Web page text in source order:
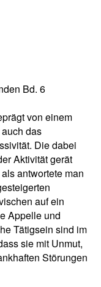
Bd. 6
von einem
das
Die dabei
Aktivität gerät
antwortete man
auf ein
Appelle und
Tätigsein sind im
sie mit Unmut,
Störungen